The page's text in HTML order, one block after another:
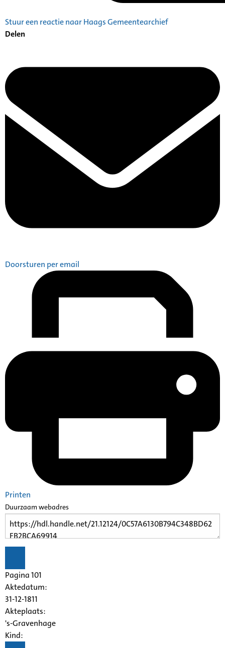
Stuur een reactie naar Haags Gemeentearchief
Delen
Doorsturen per email
Printen
Duurzaam webadres
Pagina 101
Aktedatum:
31-12-1811
Akteplaats:
's-Gravenhage
Kind: